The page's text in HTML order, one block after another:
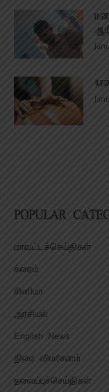
POPULAR
மாவட்டச்செய்திகள்
க்ரைம்
சினிமா
அரசியல்
English News
திரை விமர்சனம்
தலைப்புச்செய்திகள்